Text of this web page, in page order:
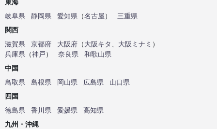
東海
岐阜県
静岡県 愛知県 （名古屋）
三重県
関西
滋賀県
京都府 大阪府 （大阪キタ 大阪ミナミ ）
兵庫県 （神戸） 奈良県
和歌山県
中国
鳥取県
島根県 岡山県 広島県
山口県
四国
徳島県
香川県 愛媛県
高知県
九州・沖縄